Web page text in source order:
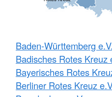
Baden-Württemberg e.V.
Badisches Rotes Kreuz
Bayerisches Rotes
Berliner Rotes Kreuz